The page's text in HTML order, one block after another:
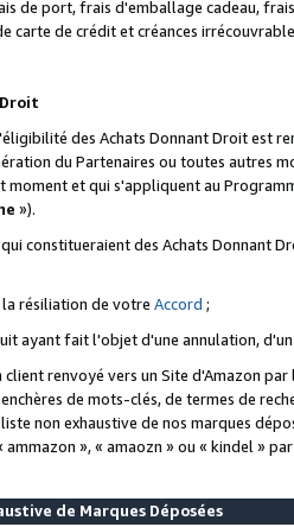
de port, frais d'emballage cadeau,
carte de crédit et créances
des Achats Donnant Droit est
du Partenaires ou toutes autres
et qui s'appliquent au
»).
constitueraient des Achats Donnant
résiliation de votre Accord ;
ayant fait l'objet d'une annulation,
renvoyé vers un Site d'Amazon
de mots-clés, de termes de
non exhaustive de nos marques
», « amaozn » ou « kindel »
de Marques Déposées